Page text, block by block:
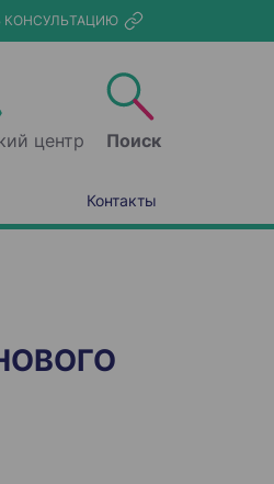
КОНСУЛЬТАЦИЮ
центр Поиск
Контакты